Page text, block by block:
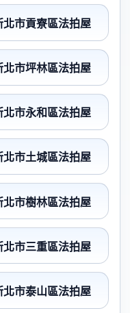
北市貢寮區法拍屋
北市坪林區法拍屋
北市永和區法拍屋
北市土城區法拍屋
北市樹林區法拍屋
北市三重區法拍屋
北市泰山區法拍屋